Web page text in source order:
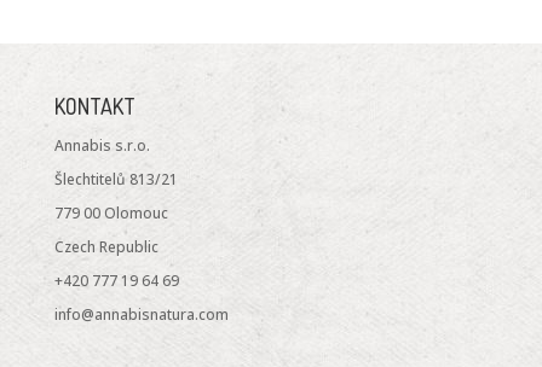
KONTAKT
Annabis s.r.o.
Šlechtitelů 813/21
779 00 Olomouc
Czech Republic
+420 777 19 64 69
info@annabisnatura.com